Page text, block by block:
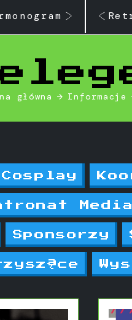
główna Informacje
Cosplay
Sponsorzy